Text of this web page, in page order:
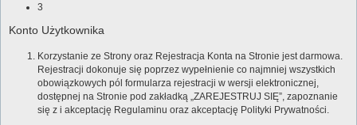
3
Konto Użytkownika
Korzystanie ze Strony oraz Rejestracja Konta na Stronie jest darmowa.
Rejestracji dokonuje się poprzez wypełnienie co najmniej wszystkich
obowiązkowych pól formularza rejestracji w wersji elektronicznej,
dostępnej na Stronie pod zakładką „ZAREJESTRUJ SIĘ”, zapoznanie
się z i akceptację Regulaminu oraz akceptację Polityki Prywatności.